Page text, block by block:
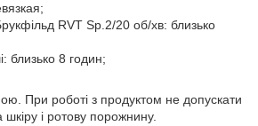
RVT Sp.2/20 об/хв: близько
близько 8 годин;
При роботі з продуктом не допускати
і ротову порожнину.